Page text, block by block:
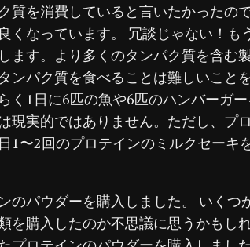
質を消費していると言いたかったの
くなっています。 冗談じゃない！も
ます。より多くのタンパク質を含む
ンパク質を食べることは難しいこと
く1日に6匹の魚や6匹のハンバーガ
現実的ではありません。ただし、プ
1〜2回のプロテインのミルクセーキ
のパウダーを購入しました。 いくつ
を購入したのか不思議に思うかもし